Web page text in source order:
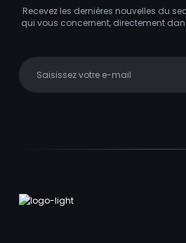
Recevez les dernières nouvelles du
qui vous concernent, directement